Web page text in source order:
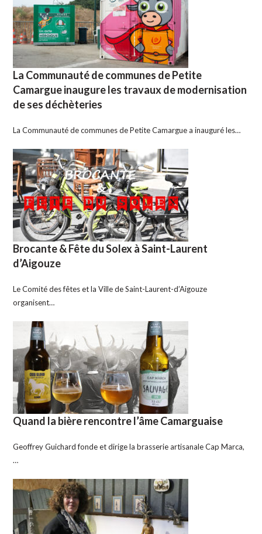
La Communauté de communes de Petite
Camargue inaugure les travaux de modernisation
de ses déchèteries
La Communauté de communes de Petite Camargue a inauguré les…
Brocante & Fête du Solex à Saint-Laurent
d’Aigouze
Le Comité des fêtes et la Ville de Saint-Laurent-d’Aigouze
organisent…
Quand la bière rencontre l’âme Camarguaise
Geoffrey Guichard fonde et dirige la brasserie artisanale Cap Marca,
…